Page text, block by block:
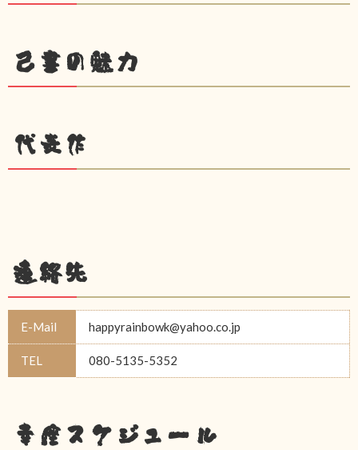
己書の魅力
代表作
連絡先
E-Mail happyrainbowk@yahoo.co.jp
TEL 080-5135-5352
幸座スケジュール